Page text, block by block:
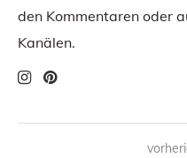
den Kommentaren oder
Kanälen.